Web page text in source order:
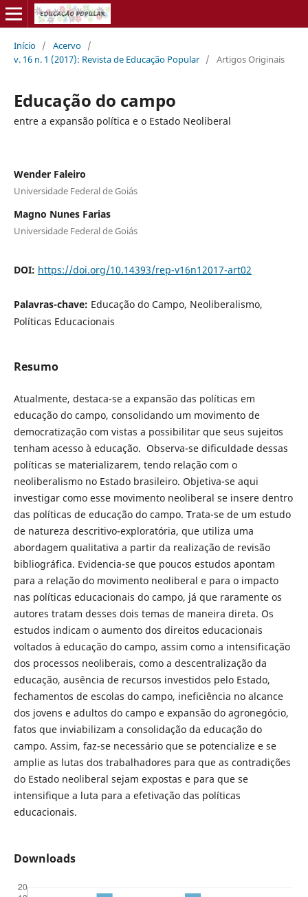
Início / Acervo /
v. 16 n. 1 (2017): Revista de Educação Popular / Artigos Originais
Educação do campo
entre a expansão política e o Estado Neoliberal
Wender Faleiro
Universidade Federal de Goiás
Magno Nunes Farias
Universidade Federal de Goiás
DOI: https://doi.org/10.14393/rep-v16n12017-art02
Palavras-chave: Educação do Campo, Neoliberalismo,
Políticas Educacionais
Resumo
Atualmente, destaca-se a expansão das políticas em
educação do campo, consolidando um movimento de
democratização com vistas a possibilitar que seus sujeitos
tenham acesso à educação. Observa-se dificuldade dessas
políticas se materializarem, tendo relação com o
neoliberalismo no Estado brasileiro. Objetiva-se aqui
investigar como esse movimento neoliberal se insere dentro
das políticas de educação do campo. Trata-se de um estudo
de natureza descritivo-exploratória, que utiliza uma
abordagem qualitativa a partir da realização de revisão
bibliográfica. Evidencia-se que poucos estudos apontam
para a relação do movimento neoliberal e para o impacto
nas políticas educacionais do campo, já que raramente os
autores tratam desses dois temas de maneira direta. Os
estudos indicam o aumento dos direitos educacionais
voltados à educação do campo, assim como a intensificação
dos processos neoliberais, como a descentralização da
educação, ausência de recursos investidos pelo Estado,
fechamentos de escolas do campo, ineficiência no alcance
dos jovens e adultos do campo e expansão do agronegócio,
fatos que inviabilizam a consolidação da educação do
campo. Assim, faz-se necessário que se potencialize e se
amplie as lutas dos trabalhadores para que as contradições
do Estado neoliberal sejam expostas e para que se
intensifique a luta para a efetivação das políticas
educacionais.
Downloads